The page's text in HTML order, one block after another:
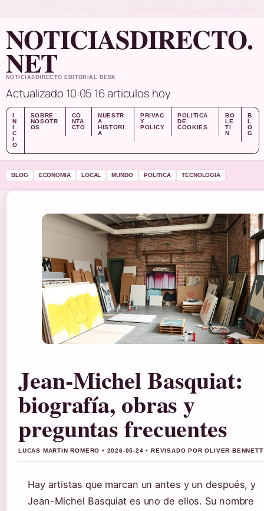
NOTICIASDIRECTO.
NET
NOTICIASDIRECTO EDITORIAL DESK
Actualizado 10:05 16 articulos hoy
I
N
I
C
I
O
SOBRE
NOSOTR
OS
CO
NTA
CTO
NUESTR
A
HISTORI
A
PRIVAC
Y
POLICY
POLITICA
DE
COOKIES
BO
LE
TI
N
B
L
O
G
BLOG ECONOMIA LOCAL MUNDO POLITICA TECNOLOGIA
Jean-Michel Basquiat:
biografía, obras y
preguntas frecuentes
LUCAS MARTIN ROMERO • 2026-05-24 • REVISADO POR OLIVER BENNETT
Hay artistas que marcan un antes y un después, y
Jean-Michel Basquiat es uno de ellos. Su nombre